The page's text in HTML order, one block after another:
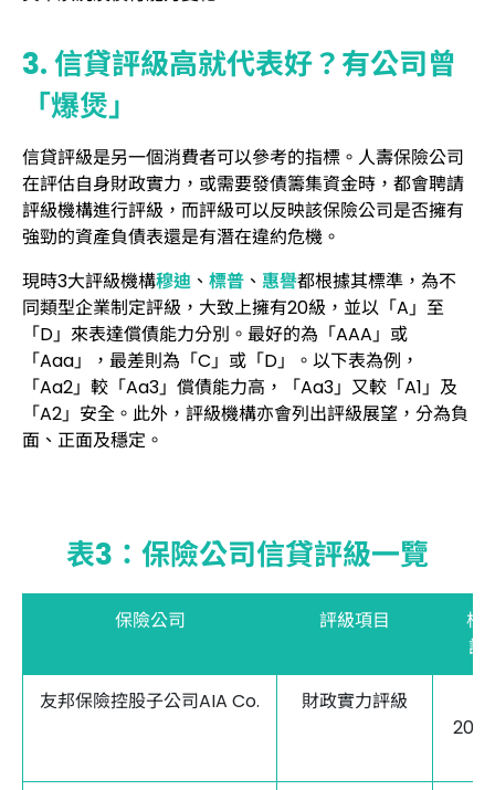
3. 信貸評級高就代表好？有公司曾
「爆煲」
信貸評級是另一個消費者可以參考的指標。人壽保險公司
在評估自身財政實力，或需要發債籌集資金時，都會聘請
評級機構進行評級，而評級可以反映該保險公司是否擁有
強勁的資產負債表還是有潛在違約危機。
現時3大評級機構穆迪 、 標普 、 惠譽都根據其標準，為不
同類型企業制定評級，大致上擁有20級，並以「A」至
「D」來表達償債能力分別。最好的為「AAA」或
「Aaa」，最差則為「C」或「D」。以下表為例，
「Aa2」較「Aa3」償債能力高，「Aa3」又較「A1」及
「A2」安全。此外，評級機構亦會列出評級展望，分為負
面、正面及穩定。
表3：保險公司信貸評級一覽
保險公司 評級項目
標
評
友邦保險控股子公司AIA Co. 財政實力評級